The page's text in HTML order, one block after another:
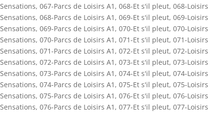
Sensations, 067-Parcs de Loisirs A1 , 068-Et s'il pleut, 068-Loisirs
Sensations, 068-Parcs de Loisirs A1 , 069-Et s'il pleut, 069-Loisirs
Sensations, 069-Parcs de Loisirs A1 , 070-Et s'il pleut, 070-Loisirs
Sensations, 070-Parcs de Loisirs A1 , 071-Et s'il pleut, 071-Loisirs
Sensations, 071-Parcs de Loisirs A1 , 072-Et s'il pleut, 072-Loisirs
Sensations, 072-Parcs de Loisirs A1 , 073-Et s'il pleut, 073-Loisirs
Sensations, 073-Parcs de Loisirs A1 , 074-Et s'il pleut, 074-Loisirs
Sensations, 074-Parcs de Loisirs A1 , 075-Et s'il pleut, 075-Loisirs
Sensations, 075-Parcs de Loisirs A1 , 076-Et s'il pleut, 076-Loisirs
Sensations, 076-Parcs de Loisirs A1 , 077-Et s'il pleut, 077-Loisirs